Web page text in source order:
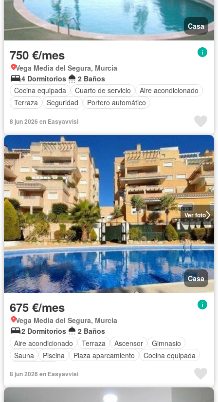
Casa
750 €/mes
Vega Media del Segura, Murcia
4 Dormitorios
2 Baños
Cocina equipada
Cuarto de servicio
Aire acondicionado
Terraza
Seguridad
Portero automático
Completamente amueblado
8 jun 2026 en Easyavvisi
Ver foto
Casa
675 €/mes
Vega Media del Segura, Murcia
2 Dormitorios
2 Baños
Aire acondicionado
Terraza Ascensor
Gimnasio
Sauna
Piscina Plaza aparcamiento
Cocina equipada
8 jun 2026 en Easyavvisi